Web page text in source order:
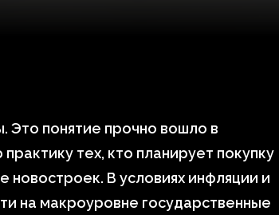
Это понятие прочно вошло в
тех, кто планирует покупку
новостроек. В условиях инфляции и
на макроуровне государственные